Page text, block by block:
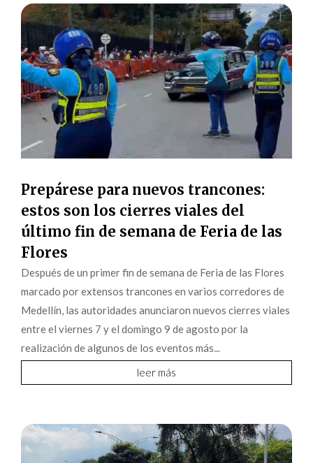
Prepárese para nuevos trancones:
estos son los cierres viales del
último fin de semana de Feria de las
Flores
Después de un primer fin de semana de Feria de las Flores
marcado por extensos trancones en varios corredores de
Medellín, las autoridades anunciaron nuevos cierres viales
entre el viernes 7 y el domingo 9 de agosto por la
realización de algunos de los eventos más...
leer más